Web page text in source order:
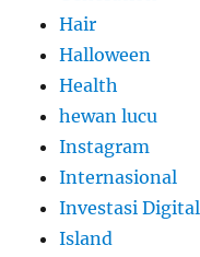
Hair
Halloween
Health
hewan lucu
Instagram
Internasional
Investasi Digital
Island